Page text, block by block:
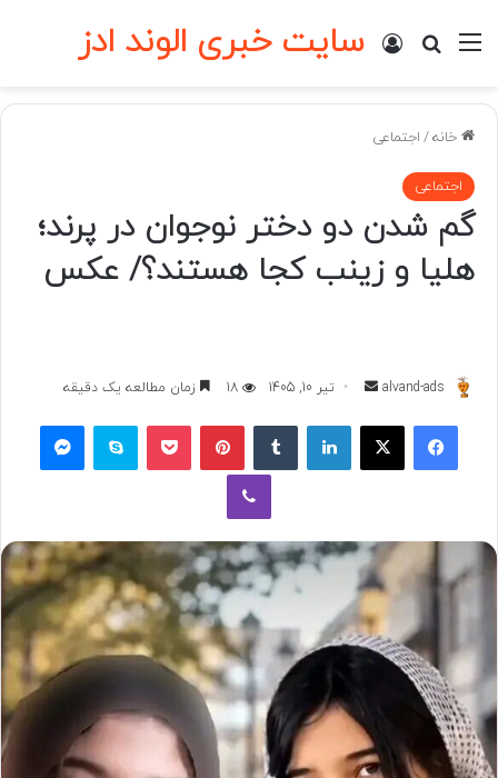
سایت خبری الوند ادز منو جستجو برای
ورود
خانه/ اجتماعی
اجتماعی
گم شدن دو دختر نوجوان در پرند؛
هلیا و زینب کجا هستند؟/ عکس
alvand-ads
ارسال تیر 10, 1405 18 زمان مطالعه یک دقیقه
فیسبوکایکس لینکداینتامبلر پینتریستپاکت اسکایپ مسنجر
وایبر